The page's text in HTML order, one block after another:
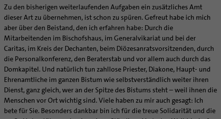
Unterstützungsangebote für Seelsorgende
Altenheim | Senioren
Menschen mit Behinderung
Muttersprachen
Hospiz
Internet- und Telefon
Krankenhaus
Künstler
Glaubenswege
Pastorale:r Mitarbeiter:in
Pastoralreferent:in
Priester
Kirchenmusiker:in
Religionslehrer:in
Freiwilligendienst
Soziale Berufe in der Caritas
Geistliche Gemeinschaften
Ritterorden
Ordo virginum
Bundeskonferenz der kirchlichen Archive in Deutschland
Partnerschaftsvereinbarung
Bolivienpartnerschaft Bistum Trier
Bolivienreise mit Bischof Heiner
Bolivientag 2026
Energetisches Sanieren
Fördermittel finden
Mobilität
Ökotheologie
Schöpfungsspiritualität
Umweltbildung
Zukunftsräume
Aktuelles
#diegruenegemeinde
Internationale Freiwilligendienste
Netzwerk ChancenGleich
Büchereien
Medienstelle
Newsletter
Personalentwicklung
Unterstützungsangebot für Seelsorgende
Supervision
Direktorium
Mitarbeitervertretung
Institutionelles Schutzkonzept
Kirchlicher Anzeiger
Kirchliches Arbeitsrecht
Schematismus
Zu den bisherigen weiterlaufenden Aufgaben ein zusätzliches Amt
dieser Art zu übernehmen, ist schon zu spüren. Gefreut habe ich mich
aber über den Beistand, den ich erfahren habe: Durch die
Mitarbeitenden im Bischofshaus, im Generalvikariat und bei der
Caritas, im Kreis der Dechanten, beim Diözesanratsvorsitzenden, durch
die Personalkonferenz, den Beraterstab und vor allem auch durch das
Domkapitel. Und natürlich tun zahllose Priester, Dia­kone, Haupt- und
Ehrenamtliche im ganzen Bistum wie selbstverständlich weiter ihren
Dienst, ganz gleich, wer an der Spitze des Bistums steht – weil ihnen die
Menschen vor Ort wichtig sind. Viele haben zu mir auch gesagt: Ich
bete für Sie. Besonders dankbar bin ich für die treue Solidarität und die